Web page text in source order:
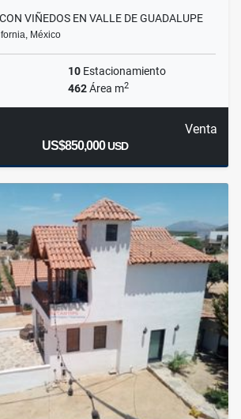
VIÑEDOS EN VALLE DE GUADALUPE
México
10 Estacionamiento
462Área m2
Venta
US$850,000USD